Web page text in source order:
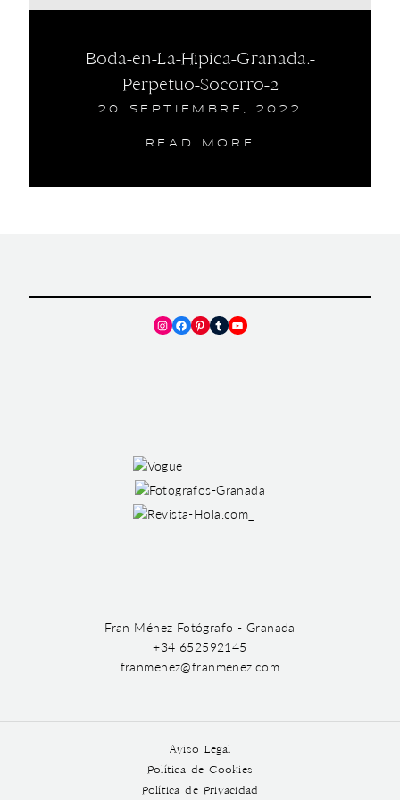
Boda-en-La-Hipica-Granada.-
Perpetuo-Socorro-2
20 SEPTIEMBRE, 2022
READ MORE
Instagram
Facebook
Pinterest
TumblrYouTube
Fran Ménez Fotógrafo - Granada
+34 652592145
franmenez@franmenez.com
Aviso Legal
Política de Cookies
Política de Privacidad